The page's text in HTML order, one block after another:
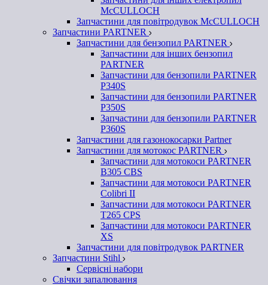
McCULLOCH
Запчастини для повітродувок McCULLOCH
Запчастини PARTNER
Запчастини для бензопил PARTNER
Запчастини для інших бензопил
PARTNER
Запчастини для бензопили PARTNER
P340S
Запчастини для бензопили PARTNER
P350S
Запчастини для бензопили PARTNER
P360S
Запчастини для газонокосарки Partner
Запчастини для мотокос PARTNER
Запчастини для мотокоси PARTNER
B305 CBS
Запчастини для мотокоси PARTNER
Colibri II
Запчастини для мотокоси PARTNER
T265 CPS
Запчастини для мотокоси PARTNER
XS
Запчастини для повітродувок PARTNER
Запчастини Stihl
Сервісні набори
Свічки запалювання